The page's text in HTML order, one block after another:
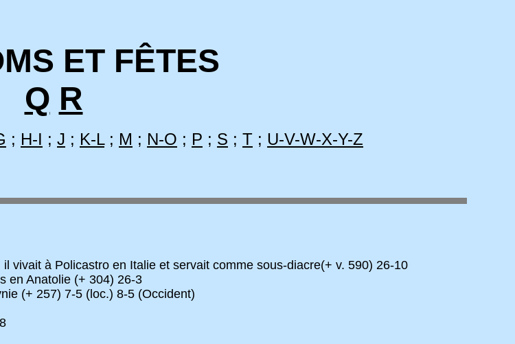
ET FÊTES
Q R
; H-I ; J ; K-L; M ; N-O ; P ; S ; T ; U-V-W-X-Y-Z
vivait à Policastro en Italie et servait comme sous-diacre(+ v. 590) 26-10
en Anatolie (+ 304) 26-3
(+ 257) 7-5 (loc.) 8-5 (Occident)